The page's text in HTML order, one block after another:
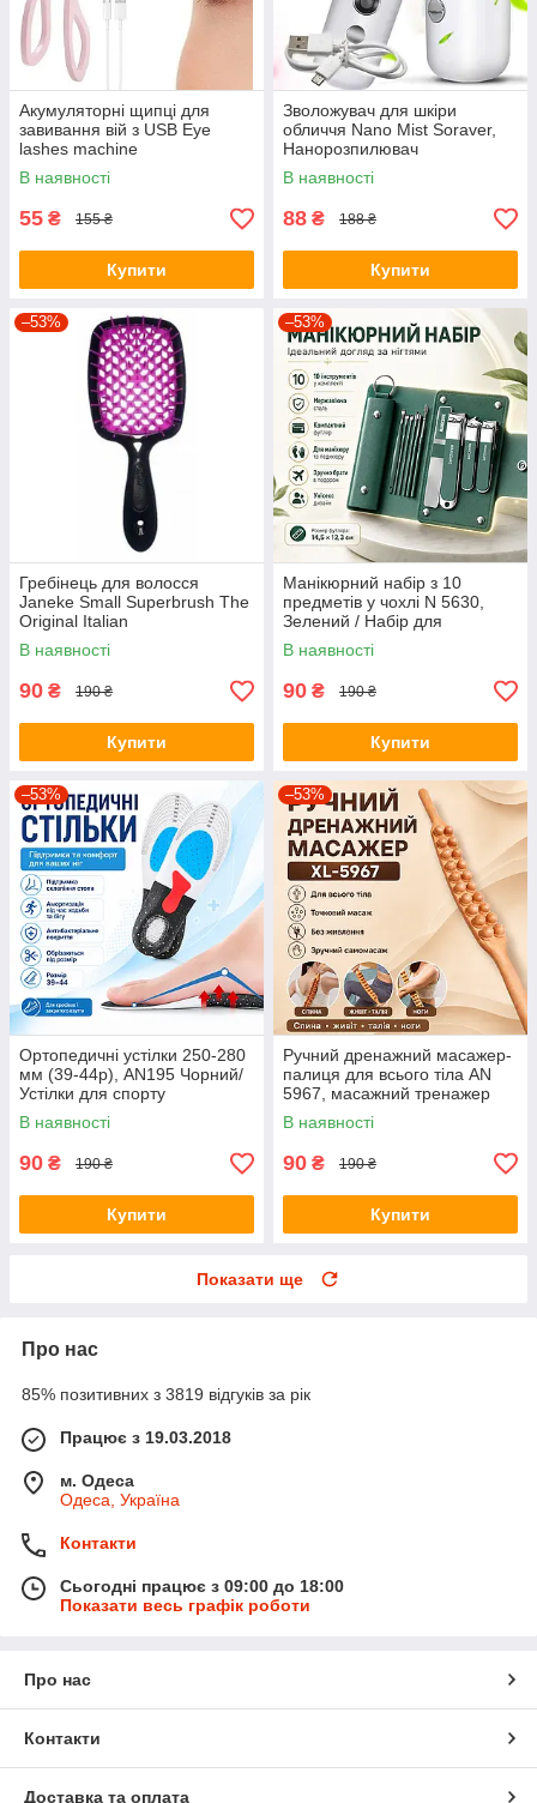
Акумуляторні щипці для
завивання вій з USB Eye
lashes machine
В наявності
55 ₴ 155 ₴
Купити
Зволожувач для шкіри
обличчя Nano Mist Soraver,
Нанорозпилювач
В наявності
88 ₴ 188 ₴
Купити
–53%
Гребінець для волосся
Janeke Small Superbrush The
Original Italian
В наявності
90 ₴ 190 ₴
Купити
–53%
Манікюрний набір з 10
предметів у чохлі N 5630,
Зелений / Набір для
манікюру / Манікюрно-
педикюрний набір
В наявності
90 ₴ 190 ₴
Купити
–53%
Ортопедичні устілки 250-280
мм (39-44р), AN195 Чорний/
Устілки для спорту
універсальні/Рережні устілки
для взуття
В наявності
90 ₴ 190 ₴
Купити
–53%
Ручний дренажний масажер-
палиця для всього тіла AN
5967, масажний тренажер
для спини, живота, талії,
стегон і ніг, коричневий
В наявності
90 ₴ 190 ₴
Купити
Показати ще
Про нас
85% позитивних з 3819 відгуків за рік
Працює з 19.03.2018
м. Одеса
Одеса, Україна
Контакти
Сьогодні працює з 09:00 до 18:00
Показати весь графік роботи
Про нас
Контакти
Доставка та оплата